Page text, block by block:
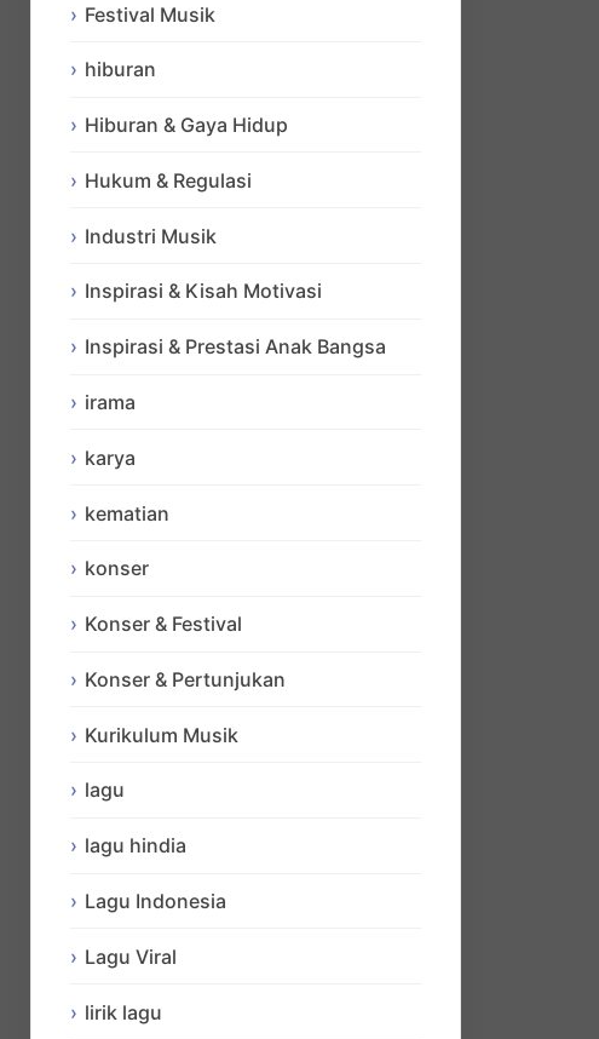
Festival Musik
hiburan
Hiburan & Gaya Hidup
Hukum & Regulasi
Industri Musik
Inspirasi & Kisah Motivasi
Inspirasi & Prestasi Anak Bangsa
irama
karya
kematian
konser
Konser & Festival
Konser & Pertunjukan
Kurikulum Musik
lagu
lagu hindia
Lagu Indonesia
Lagu Viral
lirik lagu